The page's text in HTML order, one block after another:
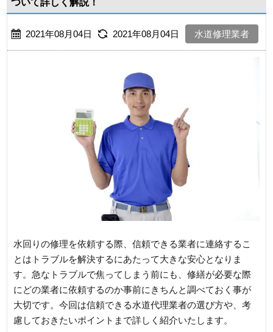
ついて詳しく解説！
2021年08月04日 2021年08月04日 水道修理業者
水回りの修理を依頼する際、信頼できる業者に連絡するこ
とはトラブルを解決するにあたって大きな安心となりま
す。急なトラブルで焦ってしまう前にも、修繕が必要な際
にどの業者に依頼するのか事前にきちんと調べておく事が
大切です。今回は信頼できる水道代理業者の選び方や、考
慮しておきたいポイントまで詳しく紹介いたします。